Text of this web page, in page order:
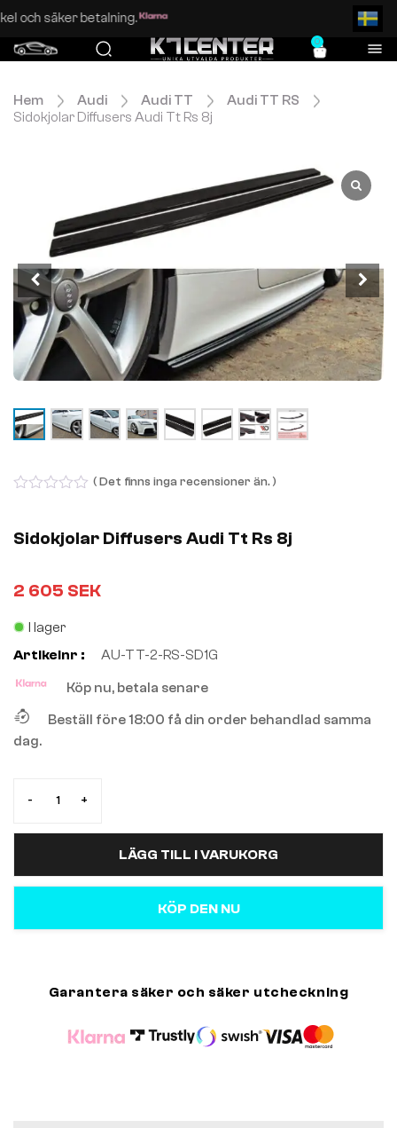
Enkel och säker betalning.
0
Hem Audi Audi TT
Audi TT RS
Sidokjolar Diffusers Audi Tt Rs 8j
of
5
( Det finns inga recensioner än. )
Sidokjolar Diffusers Audi Tt Rs 8j
2 605 SEK
I lager
Artikelnr :
AU-TT-2-RS-SD1G
Köp nu, betala senare
Beställ före 18:00 få din order behandlad samma
dag.
- +
LÄGG TILL I VARUKORG
KÖP DEN NU
Garantera säker och säker utcheckning